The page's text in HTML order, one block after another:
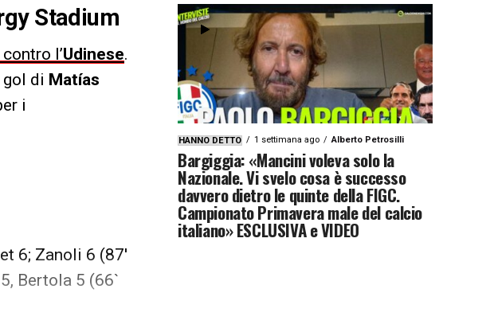
Stadium
contro l’Udinese.
di Matías
i
6; Zanoli 6 (87′
Bertola 5 (66`
HANNO DETTO 1 settimana ago Alberto Petrosilli
Bargiggia: «Mancini voleva solo la
Nazionale. Vi svelo cosa è successo
davvero dietro le quinte della FIGC.
Campionato Primavera male del calcio
italiano» ESCLUSIVA e VIDEO